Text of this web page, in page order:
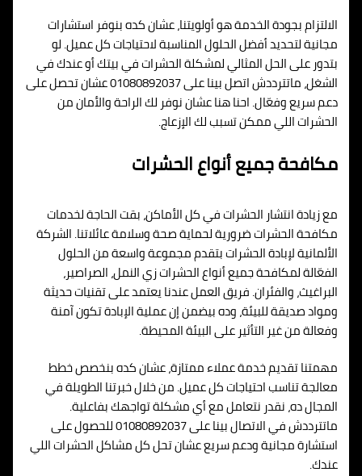
الالتزام بجودة الخدمة هو أولويتنا، عشان كده بنوفر استشارات
مجانية لتحديد أفضل الحلول المناسبة لاحتياجات كل عميل. لو
بتدور على الحل المثالي لمشكلة الحشرات في بيتك أو عندك في
الشغل، ماتترددش اتصل بينا على 01080892037 عشان تحصل على
دعم سريع وفعّال. احنا هنا عشان نوفر لك الراحة والأمان من
الحشرات اللي ممكن تسبب لك الإزعاج.
مكافحة جميع أنواع الحشرات
مع زيادة انتشار الحشرات في كل الأماكن، بقت الحاجة لخدمات
مكافحة الحشرات ضرورية لحماية صحة وسلامة عائلاتنا. الشركة
الألمانية لإبادة الحشرات بتقدم مجموعة واسعة من الحلول
الفعّالة لمكافحة جميع أنواع الحشرات زي النمل، الصراصير،
البراغيث، والفئران. فريق العمل عندنا يعتمد على تقنيات حديثة
ومواد صديقة للبيئة، وده بيضمن إن عملية الإبادة تكون آمنة
وفعالة من غير التأثير على البيئة المحيطة.
مهمتنا تقديم خدمة عملاء ممتازة، عشان كده بنخصص خطط
معالجة تناسب احتياجات كل عميل. من خلال خبرتنا الطويلة في
المجال ده، نقدر نتعامل مع أي مشكلة تواجهك بفاعلية.
ماتترددش في الاتصال بينا على 01080892037 للحصول على
استشارة مجانية ودعم سريع عشان تحل كل مشاكل الحشرات اللي
عندك.